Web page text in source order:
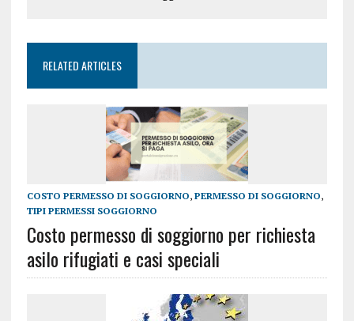
RELATED ARTICLES
COSTO PERMESSO DI SOGGIORNO, PERMESSO DI SOGGIORNO,
TIPI PERMESSI SOGGIORNO
Costo permesso di soggiorno per richiesta
asilo rifugiati e casi speciali